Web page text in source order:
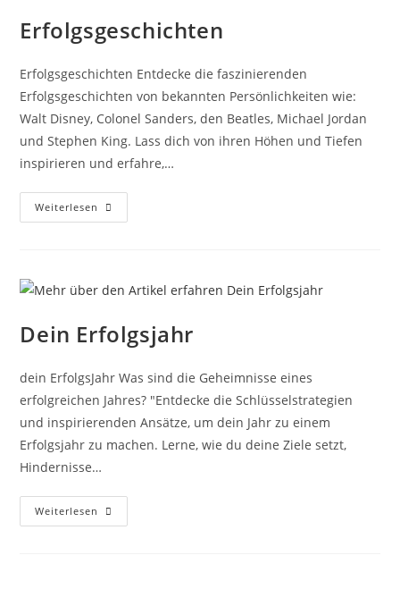
Erfolgsgeschichten
Erfolgsgeschichten Entdecke die faszinierenden
Erfolgsgeschichten von bekannten Persönlichkeiten wie:
Walt Disney, Colonel Sanders, den Beatles, Michael Jordan
und Stephen King. Lass dich von ihren Höhen und Tiefen
inspirieren und erfahre,…
Weiterlesen Erfolgsgeschichten
Dein Erfolgsjahr
dein ErfolgsJahr Was sind die Geheimnisse eines
erfolgreichen Jahres? "Entdecke die Schlüsselstrategien
und inspirierenden Ansätze, um dein Jahr zu einem
Erfolgsjahr zu machen. Lerne, wie du deine Ziele setzt,
Hindernisse…
Weiterlesen Dein
Erfolgsjahr